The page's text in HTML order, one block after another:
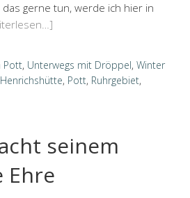
gerne tun, werde ich hier in
Pott, Unterwegs mit Dröppel, Winter
Henrichshütte, Pott, Ruhrgebiet,
seinem
Ehre